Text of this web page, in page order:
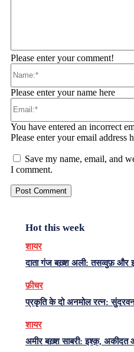
Please enter your comment!
Please enter your name here
You have entered an incorrect
Please enter your email address
Save my name, email, and
I comment.
Hot this week
शायर
दाता गंज बख़्श अली: तसव्वुफ़ और
फ़ीचर
प्रकृति के दो अनमोल रत्न: सुंदरवन
शायर
अमीर बख़्श साबरी: इश्क़, अकीदत